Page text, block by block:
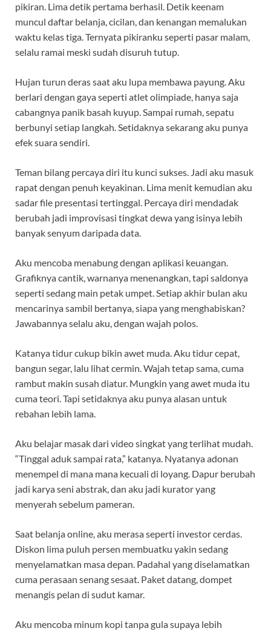
pikiran. Lima detik pertama berhasil. Detik keenam
muncul daftar belanja, cicilan, dan kenangan memalukan
waktu kelas tiga. Ternyata pikiranku seperti pasar malam,
selalu ramai meski sudah disuruh tutup.
Hujan turun deras saat aku lupa membawa payung. Aku
berlari dengan gaya seperti atlet olimpiade, hanya saja
cabangnya panik basah kuyup. Sampai rumah, sepatu
berbunyi setiap langkah. Setidaknya sekarang aku punya
efek suara sendiri.
Teman bilang percaya diri itu kunci sukses. Jadi aku masuk
rapat dengan penuh keyakinan. Lima menit kemudian aku
sadar file presentasi tertinggal. Percaya diri mendadak
berubah jadi improvisasi tingkat dewa yang isinya lebih
banyak senyum daripada data.
Aku mencoba menabung dengan aplikasi keuangan.
Grafiknya cantik, warnanya menenangkan, tapi saldonya
seperti sedang main petak umpet. Setiap akhir bulan aku
mencarinya sambil bertanya, siapa yang menghabiskan?
Jawabannya selalu aku, dengan wajah polos.
Katanya tidur cukup bikin awet muda. Aku tidur cepat,
bangun segar, lalu lihat cermin. Wajah tetap sama, cuma
rambut makin susah diatur. Mungkin yang awet muda itu
cuma teori. Tapi setidaknya aku punya alasan untuk
rebahan lebih lama.
Aku belajar masak dari video singkat yang terlihat mudah.
“Tinggal aduk sampai rata,” katanya. Nyatanya adonan
menempel di mana mana kecuali di loyang. Dapur berubah
jadi karya seni abstrak, dan aku jadi kurator yang
menyerah sebelum pameran.
Saat belanja online, aku merasa seperti investor cerdas.
Diskon lima puluh persen membuatku yakin sedang
menyelamatkan masa depan. Padahal yang diselamatkan
cuma perasaan senang sesaat. Paket datang, dompet
menangis pelan di sudut kamar.
Aku mencoba minum kopi tanpa gula supaya lebih